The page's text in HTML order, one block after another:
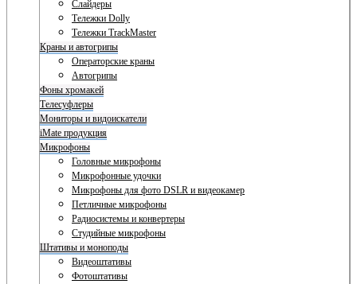
Слайдеры
Тележки Dolly
Тележки TrackMaster
Краны и автогрипы
Операторские краны
Автогрипы
Фоны хромакей
Телесуфлеры
Мониторы и видоискатели
iMate продукция
Микрофоны
Головные микрофоны
Микрофонные удочки
Микрофоны для фото DSLR и видеокамер
Петличные микрофоны
Радиосистемы и конвертеры
Студийные микрофоны
Штативы и моноподы
Видеоштативы
Фотоштативы